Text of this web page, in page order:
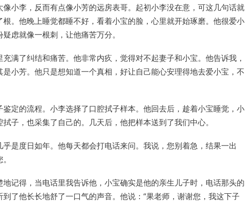
小李，反而有点像小芳的远房表哥。起初小李没在意，可这几句话就
。他晚上睡觉都睡不好，看着小宝的脸，心里就开始琢磨。他很爱小
虑就像一根刺，让他痛苦万分。
满了纠结和痛苦。他非常内疚，觉得对不起妻子和小宝。他告诉我，
小芳。他只是想知道一个真相，好让自己能心安理得地去爱小宝，不
定的流程。小李选择了口腔拭子样本。他回去后，趁着小宝睡觉，小
子，也采集了自己的。几天后，他把样本送到了我们中心。
是度日如年。他每天都会打电话来问。我说，您别着急，结果一出
记得，当电话里我告诉他，小宝确实是他的亲生儿子时，电话那头的
了他长长地舒了一口气的声音。他说：“果老师，谢谢您，我这下子